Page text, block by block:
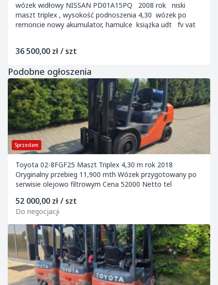
wózek widłowy NISSAN PD01A15PQ 2008 rok niski
maszt triplex , wysokość podnoszenia 4,30 wózek po
remoncie nowy akumulator, hamulce książka udt fv vat
36 500,00 zł / szt
Podobne ogłoszenia
Sprzedam
Toyota 02-8FGF25 Maszt Triplex 4,30 m rok 2018
Oryginalny przebieg 11,900 mth Wózek przygotowany po
serwisie olejowo filtrowym Cena 52000 Netto tel
52 000,00 zł / szt
Do negocjacji